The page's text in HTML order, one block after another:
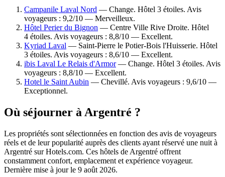
Campanile Laval Nord — Change. Hôtel 3 étoiles. Avis
voyageurs : 9,2/10 — Merveilleux.
Hôtel Perier du Bignon — Centre Ville Rive Droite. Hôtel
4 étoiles. Avis voyageurs : 8,8/10 — Excellent.
Kyriad Laval — Saint-Pierre le Potier-Bois l'Huisserie. Hôtel
3 étoiles. Avis voyageurs : 8,6/10 — Excellent.
ibis Laval Le Relais d'Armor— Change. Hôtel 3 étoiles. Avis
voyageurs : 8,8/10 — Excellent.
Hotel le Saint Aubin — Chevillé. Avis voyageurs : 9,6/10 —
Exceptionnel.
Où séjourner à Argentré ?
Les propriétés sont sélectionnées en fonction des avis de voyageurs
réels et de leur popularité auprès des clients ayant réservé une nuit à
Argentré sur Hotels.com. Ces hôtels de Argentré offrent
constamment confort, emplacement et expérience voyageur.
Dernière mise à jour le 9 août 2026.